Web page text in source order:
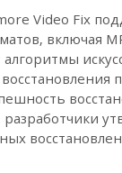
Video Fix
включая
разработчики